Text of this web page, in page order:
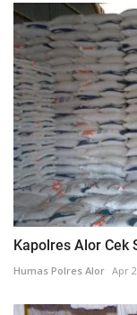
Kapolres Alor Cek
Humas Polres Alor Apr